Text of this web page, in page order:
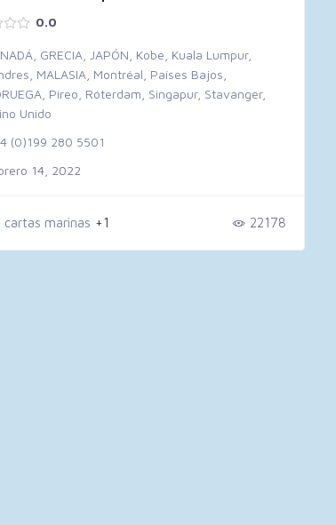
0.0
GRECIA JAPÓN Kobe Kuala Lumpur,
MALASIA Montréal Países Bajos
Pireo Róterdam Singapur, Stavanger,
Unido
(0)199 280 5501
14, 2022
cartas marinas +1 22178